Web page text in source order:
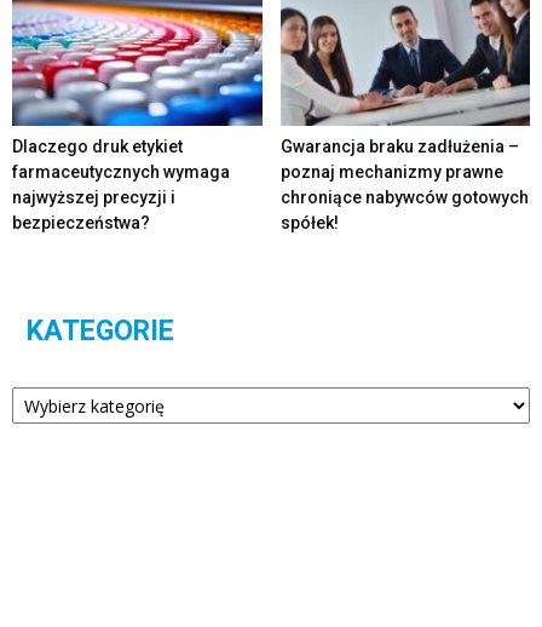
Dlaczego druk etykiet
farmaceutycznych wymaga
najwyższej precyzji i
bezpieczeństwa?
Gwarancja braku zadłużenia –
poznaj mechanizmy prawne
chroniące nabywców gotowych
spółek!
KATEGORIE
Kategorie